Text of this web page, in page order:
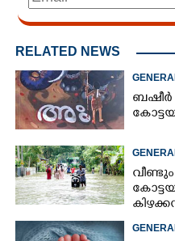
RELATED NEWS
ബഷീർ
വീണ്ടും